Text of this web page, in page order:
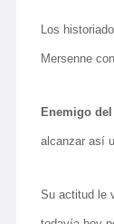
Los
Mersenne
Enemigo
alcanzar así
Su actitud le